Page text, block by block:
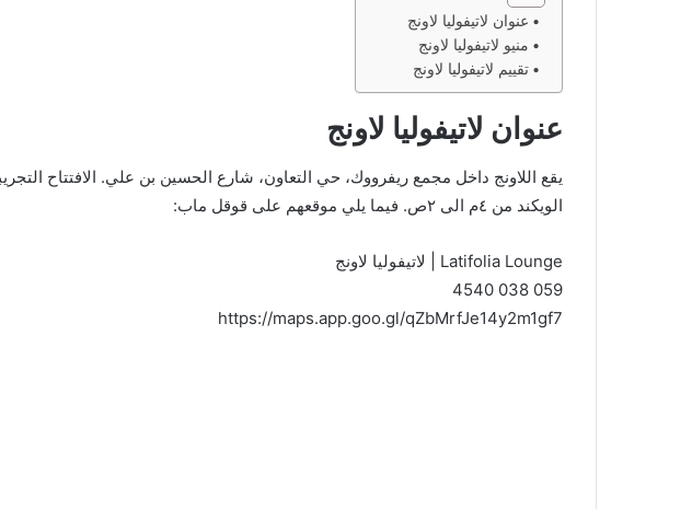
عنوان لاتيفوليا لاونج
منيو لاتيفوليا لاونج
تقييم لاتيفوليا لاونج
عنوان لاتيفوليا لاونج
الويكند من ٤م الى ٢ص. فيما يلي موقعهم على قوقل ماب:
Latifolia Lounge | لاتيفوليا لاونج
059 038 4540
https://maps.app.goo.gl/qZbMrfJe14y2m1gf7